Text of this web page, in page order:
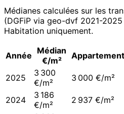
Médianes calculées sur les
(DGFiP via geo-dvf 2021-2025
Habitation uniquement.
Année Médian
€/m²
Appartement
2025
3 300
€/m²
3 000 €/m²
2024
3 186
€/m²
2 937 €/m²